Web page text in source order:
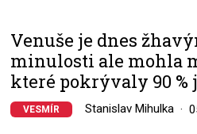
Venuše je dnes
minulosti ale mohla
které pokrývaly 90
VESMÍR Stanislav Mihulka